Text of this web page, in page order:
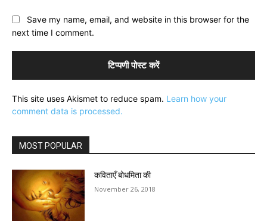
Save my name, email, and website in this browser for the
next time I comment.
This site uses Akismet to reduce spam. Learn how your
comment data is processed.
MOST POPULAR
कविताएँ बोधमिता की
November 26, 2018